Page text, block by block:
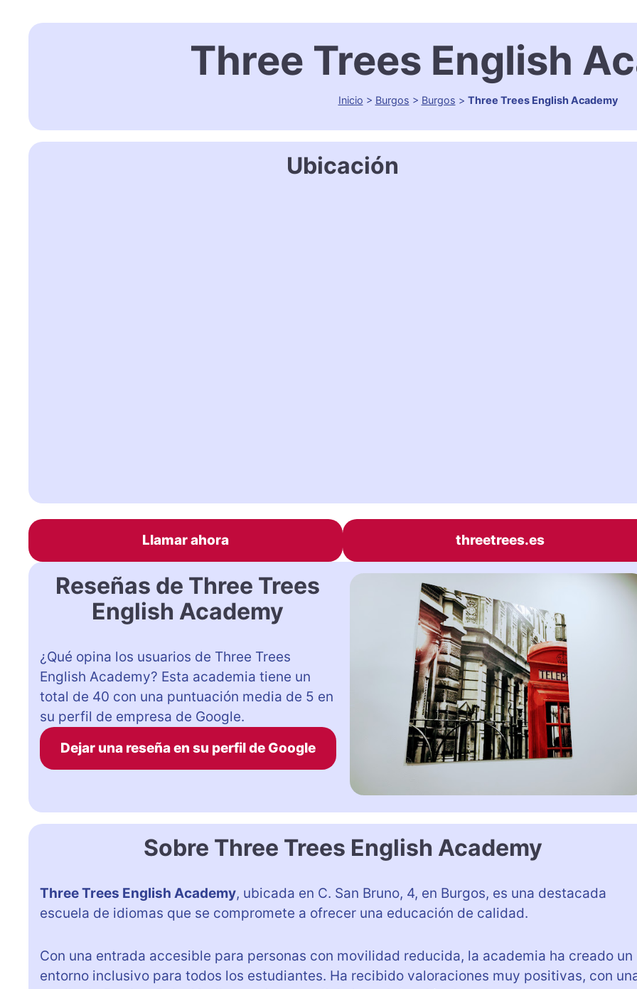
Three Trees English
Inicio > Burgos > Burgos > Three Trees English Academy
Ubicación
Llamar ahora threetrees.es
Reseñas de Three Trees
English Academy
¿Qué opina los usuarios de Three Trees
English Academy? Esta academia tiene un
total de 40 con una puntuación media de 5 en
su perfil de empresa de Google.
Dejar una reseña en su perfil de Google
Sobre Three Trees English Academy
Three Trees English Academy, ubicada en C. San Bruno, 4, en Burgos, es una destacada
escuela de idiomas que se compromete a ofrecer una educación de calidad.
Con una entrada accesible para personas con movilidad reducida, la academia ha creado un
entorno inclusivo para todos los estudiantes. Ha recibido valoraciones muy positivas, con